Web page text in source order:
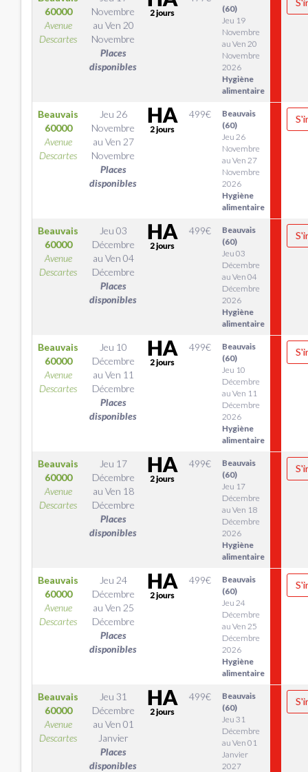
60000
Avenue
Descartes
Novembre
au Ven 20
Novembre
Places
disponibles
(60)
Jeu 19
Novembre
au Ven 20
Novembre
2026
Hygiène
alimentaire
Beauvais
60000
Avenue
Descartes
Jeu 26
Novembre
au Ven 27
Novembre
Places
disponibles
499€
Beauvais
(60)
Jeu 26
Novembre
au Ven 27
Novembre
2026
Hygiène
alimentaire
Beauvais
60000
Avenue
Descartes
Jeu 03
Décembre
au Ven 04
Décembre
Places
disponibles
499€
Beauvais
(60)
Jeu 03
Décembre
au Ven 04
Décembre
2026
Hygiène
alimentaire
Beauvais
60000
Avenue
Descartes
Jeu 10
Décembre
au Ven 11
Décembre
Places
disponibles
499€
Beauvais
(60)
Jeu 10
Décembre
au Ven 11
Décembre
2026
Hygiène
alimentaire
Beauvais
60000
Avenue
Descartes
Jeu 17
Décembre
au Ven 18
Décembre
Places
disponibles
499€
Beauvais
(60)
Jeu 17
Décembre
au Ven 18
Décembre
2026
Hygiène
alimentaire
Beauvais
60000
Avenue
Descartes
Jeu 24
Décembre
au Ven 25
Décembre
Places
disponibles
499€
Beauvais
(60)
Jeu 24
Décembre
au Ven 25
Décembre
2026
Hygiène
alimentaire
Beauvais
60000
Avenue
Descartes
Jeu 31
Décembre
au Ven 01
Janvier
Places
disponibles
499€
Beauvais
(60)
Jeu 31
Décembre
au Ven 01
Janvier
2027